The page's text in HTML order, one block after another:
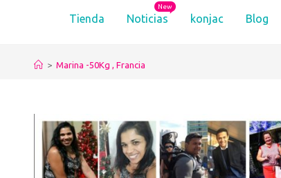
Tienda Noticias
New
konjac Blog
> Marina -50Kg , Francia